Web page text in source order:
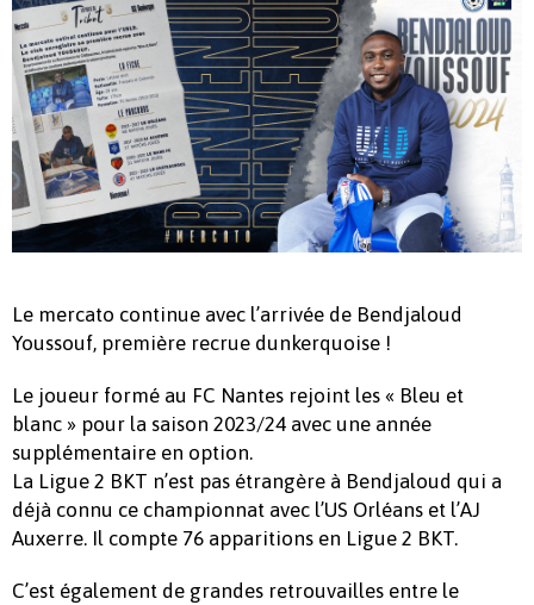
Le mercato continue avec l’arrivée de Bendjaloud
Youssouf, première recrue dunkerquoise !
Le joueur formé au FC Nantes rejoint les « Bleu et
blanc » pour la saison 2023/24 avec une année
supplémentaire en option.
La Ligue 2 BKT n’est pas étrangère à Bendjaloud qui a
déjà connu ce championnat avec l’US Orléans et l’AJ
Auxerre. Il compte 76 apparitions en Ligue 2 BKT.
C’est également de grandes retrouvailles entre le